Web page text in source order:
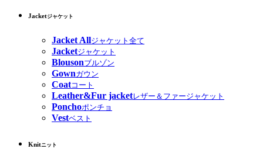
Jacketジャケット
Jacket Allジャケット全て
Jacketジャケット
Blousonブルゾン
Gownガウン
Coatコート
Leather&Fur jacketレザー＆ファージャケット
Ponchoポンチョ
Vestベスト
Knitニット